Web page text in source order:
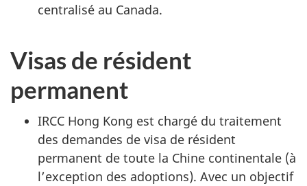
centralisé au Canada.
Visas de résident
permanent
IRCC Hong Kong est chargé du traitement
des demandes de visa de résident
permanent de toute la Chine continentale (à
l’exception des adoptions). Avec un objectif